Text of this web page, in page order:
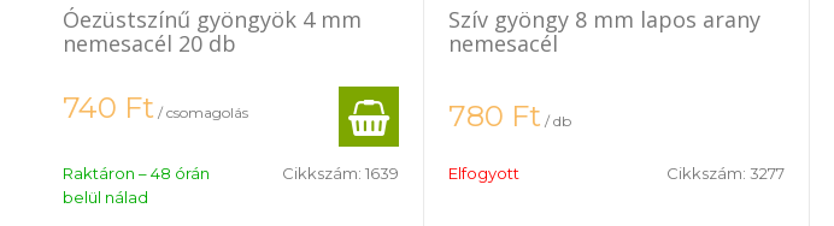
Óezüstszínű gyöngyök 4 mm
nemesacél 20 db
740 Ft / csomagolás
Raktáron – 48 órán
belül nálad
Cikkszám: 1639
Szív gyöngy 8 mm lapos arany
nemesacél
780 Ft / db
Elfogyott Cikkszám: 3277